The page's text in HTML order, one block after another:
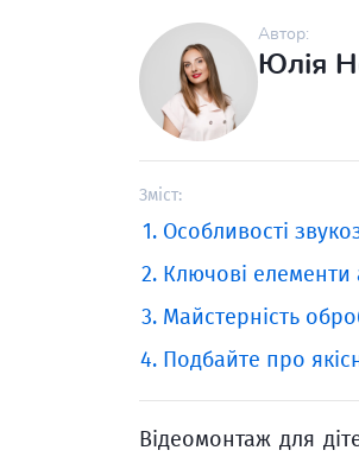
Автор:
Юлія
Зміст:
Особливості
Ключові елементи
Майстерність
Подбайте про
Відеомонтаж для